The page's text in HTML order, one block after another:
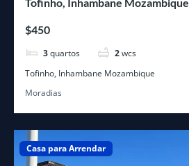
$450
3 quartos 2 wcs
Tofinho, Inhambane Mozambique
Moradias
Casa para Arrendar